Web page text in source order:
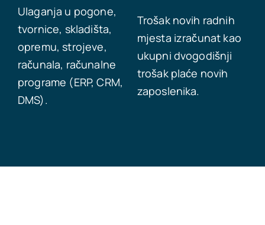
Ulaganja u pogone,
tvornice, skladišta,
opremu, strojeve,
računala, računalne
programe (ERP, CRM,
DMS).
Trošak novih radnih
mjesta izračunat kao
ukupni dvogodišnji
trošak plaće novih
zaposlenika.